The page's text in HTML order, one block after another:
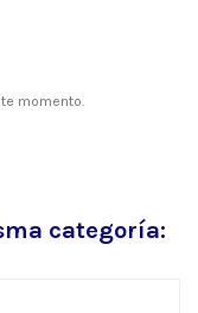
momento.
categoría: